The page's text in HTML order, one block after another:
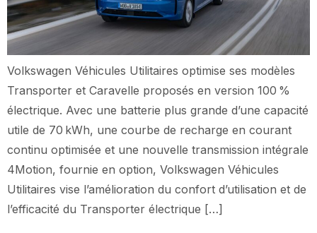
Volkswagen Véhicules Utilitaires optimise ses modèles
Transporter et Caravelle proposés en version 100 %
électrique. Avec une batterie plus grande d’une capacité
utile de 70 kWh, une courbe de recharge en courant
continu optimisée et une nouvelle transmission intégrale
4Motion, fournie en option, Volkswagen Véhicules
Utilitaires vise l’amélioration du confort d’utilisation et de
l’efficacité du Transporter électrique […]